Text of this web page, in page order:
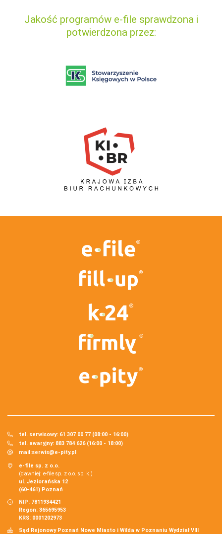
Jakość programów e-file sprawdzona i
potwierdzona przez:
tel. serwisowy: 61 307 00 77 (08:00 - 16:00)
tel. awaryjny: 883 784 626 (16:00 - 18:00)
mail:serwis@e-pity.pl
e-file sp. z o.o.
(dawniej: e-file sp. z o.o. sp. k.)
ul. Jeziorańska 12
(60-461) Poznań
NIP: 7811934421
Regon: 365695953
KRS: 0001202973
Sąd Rejonowy Poznań Nowe Miasto i Wilda w Poznaniu Wydział VIII